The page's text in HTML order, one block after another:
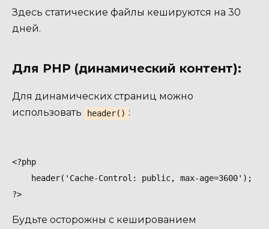
Здесь статические файлы кешируются на 30
дней.
Для PHP (динамический контент):
Для динамических страниц можно
использовать
header() :
<?php
header('Cache-Control: public, max-age=3600'); //
Будьте осторожны с кешированием